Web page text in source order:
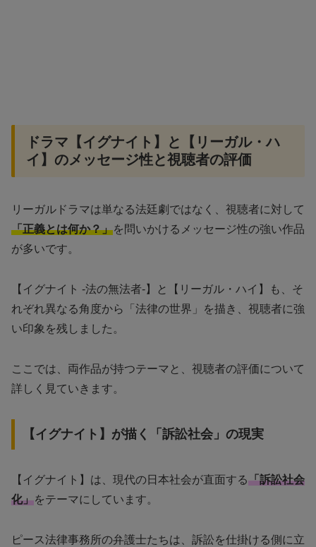
ドラマ【イグナイト】と【リーガル・ハ
イ】のメッセージ性と視聴者の評価
リーガルドラマは単なる法廷劇ではなく、視聴者に対して
「正義とは何か？」を問いかけるメッセージ性の強い作品
が多いです。
【イグナイト -法の無法者-】と【リーガル・ハイ】も、そ
れぞれ異なる角度から「法律の世界」を描き、視聴者に強
い印象を残しました。
ここでは、両作品が持つテーマと、視聴者の評価について
詳しく見ていきます。
【イグナイト】が描く「訴訟社会」の現実
【イグナイト】は、現代の日本社会が直面する「訴訟社会
化」をテーマにしています。
ピース法律事務所の弁護士たちは、訴訟を仕掛ける側に立